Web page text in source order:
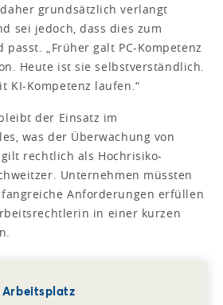
grundsätzlich verlangt
sei jedoch, dass dies zum
„Früher galt PC-Kompetenz
Heute ist sie selbstverständlich.
KI-Kompetenz laufen.“
der Einsatz im
was der Überwachung von
rechtlich als Hochrisiko-
Unternehmen müssten
Anforderungen erfüllen
in einer kurzen